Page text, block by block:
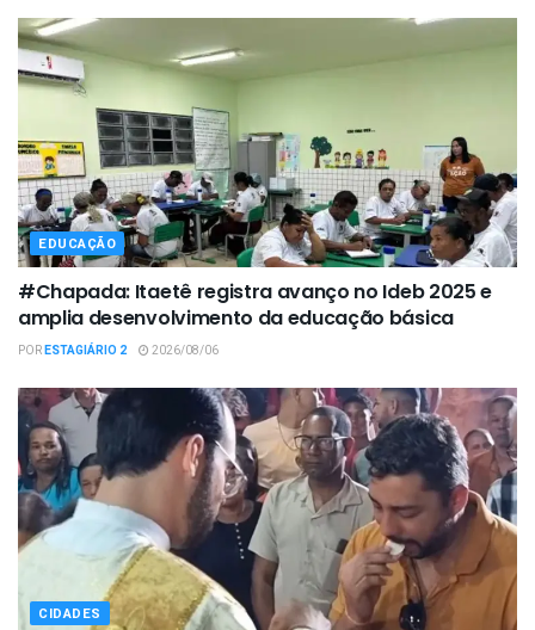
EDUCAÇÃO
#Chapada: Itaetê registra avanço no Ideb 2025 e
amplia desenvolvimento da educação básica
PORESTAGIÁRIO 2 2026/08/06
CIDADES